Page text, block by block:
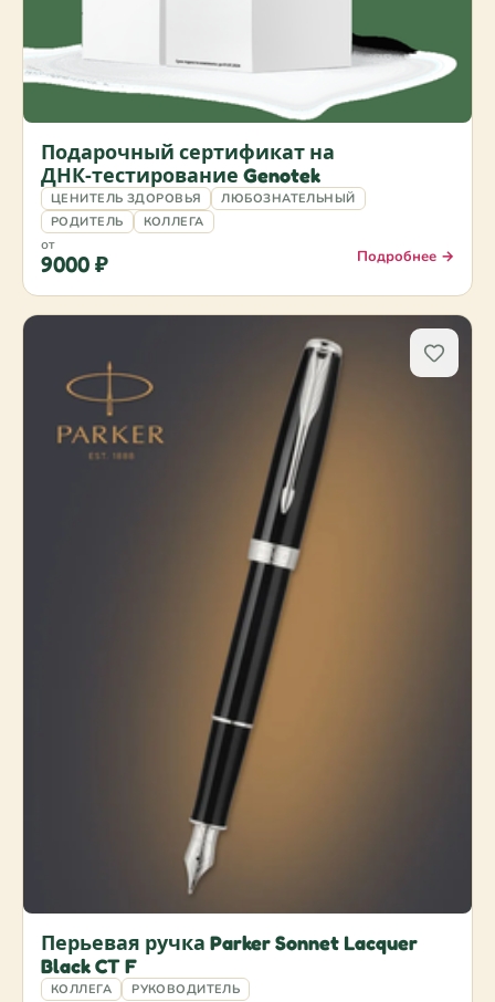
Подарочный сертификат на
ДНК‑тестирование Genotek
ЦЕНИТЕЛЬ ЗДОРОВЬЯ
ЛЮБОЗНАТЕЛЬНЫЙ
РОДИТЕЛЬ
КОЛЛЕГА
от
9000 ₽ Подробнее →
Перьевая ручка Parker Sonnet Lacquer
Black CT F
КОЛЛЕГА РУКОВОДИТЕЛЬ